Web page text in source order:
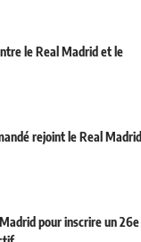
le Real Madrid et le
rejoint le Real Madrid
pour inscrire un 26e